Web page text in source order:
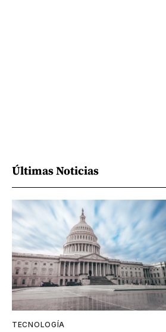
Últimas Noticias
TECNOLOGÍA